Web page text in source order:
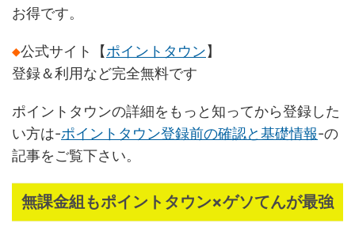
お得です。
◆公式サイト【ポイントタウン】
登録＆利用など完全無料です
ポイントタウンの詳細をもっと知ってから登録した
い方は-ポイントタウン登録前の確認と基礎情報-の
記事をご覧下さい。
無課金組もポイントタウン×ゲソてんが最強